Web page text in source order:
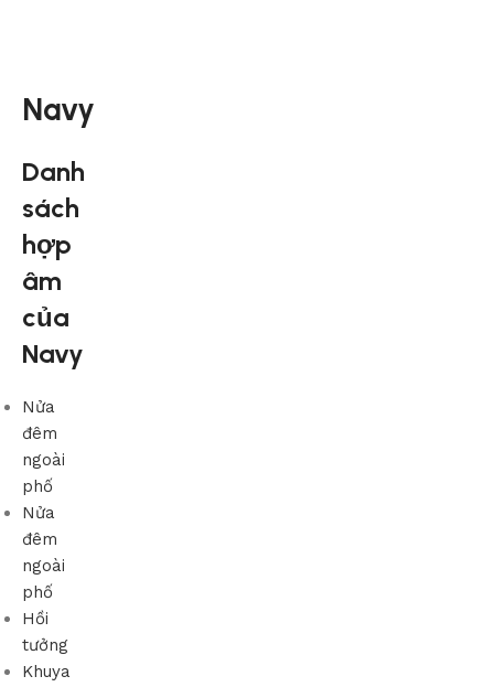
Navy
Danh
sách
hợp
âm
của
Navy
Nửa
đêm
ngoài
phố
Nửa
đêm
ngoài
phố
Hồi
tưởng
Khuya